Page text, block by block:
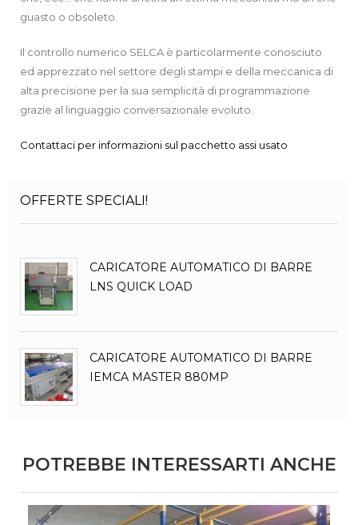
guasto o obsoleto.
Il controllo numerico SELCA è particolarmente conosciuto
ed apprezzato nel settore degli stampi e della meccanica di
alta precisione per la sua semplicità di programmazione
grazie al linguaggio conversazionale evoluto.
Contattaci per informazioni sul pacchetto assi usato
OFFERTE SPECIALI!
CARICATORE AUTOMATICO DI BARRE
LNS QUICK LOAD
CARICATORE AUTOMATICO DI BARRE
IEMCA MASTER 880MP
POTREBBE INTERESSARTI ANCHE